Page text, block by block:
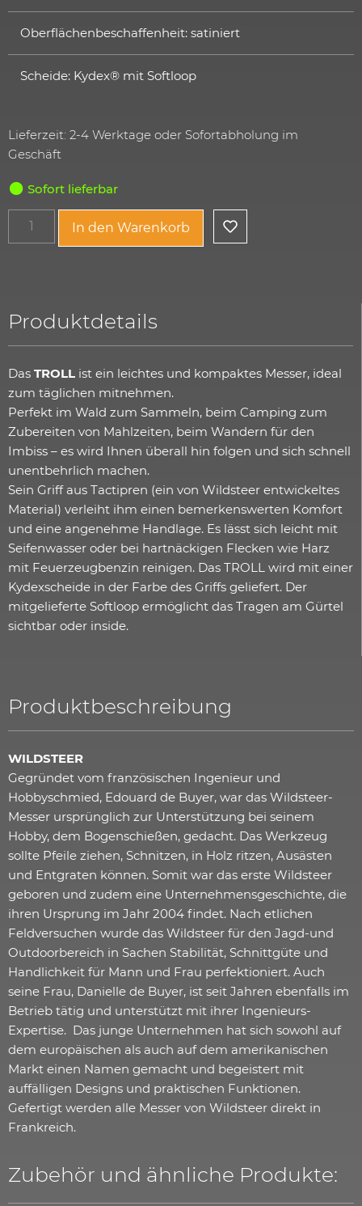
Oberflächenbeschaffenheit: satiniert
Scheide: Kydex® mit Softloop
Lieferzeit: 2-4 Werktage oder Sofortabholung im
Geschäft
Sofort lieferbar
In den Warenkorb
Produktdetails
Das TROLL ist ein leichtes und kompaktes Messer, ideal
zum täglichen mitnehmen.
Perfekt im Wald zum Sammeln, beim Camping zum
Zubereiten von Mahlzeiten, beim Wandern für den
Imbiss – es wird Ihnen überall hin folgen und sich schnell
unentbehrlich machen.
Sein Griff aus Tactipren (ein von Wildsteer entwickeltes
Material) verleiht ihm einen bemerkenswerten Komfort
und eine angenehme Handlage. Es lässt sich leicht mit
Seifenwasser oder bei hartnäckigen Flecken wie Harz
mit Feuerzeugbenzin reinigen. Das TROLL wird mit einer
Kydexscheide in der Farbe des Griffs geliefert. Der
mitgelieferte Softloop ermöglicht das Tragen am Gürtel
sichtbar oder inside.
Produktbeschreibung
WILDSTEER
Gegründet vom französischen Ingenieur und
Hobbyschmied, Edouard de Buyer, war das Wildsteer-
Messer ursprünglich zur Unterstützung bei seinem
Hobby, dem Bogenschießen, gedacht. Das Werkzeug
sollte Pfeile ziehen, Schnitzen, in Holz ritzen, Ausästen
und Entgraten können. Somit war das erste Wildsteer
geboren und zudem eine Unternehmensgeschichte, die
ihren Ursprung im Jahr 2004 findet. Nach etlichen
Feldversuchen wurde das Wildsteer für den Jagd-und
Outdoorbereich in Sachen Stabilität, Schnittgüte und
Handlichkeit für Mann und Frau perfektioniert. Auch
seine Frau, Danielle de Buyer, ist seit Jahren ebenfalls im
Betrieb tätig und unterstützt mit ihrer Ingenieurs-
Expertise. Das junge Unternehmen hat sich sowohl auf
dem europäischen als auch auf dem amerikanischen
Markt einen Namen gemacht und begeistert mit
auffälligen Designs und praktischen Funktionen.
Gefertigt werden alle Messer von Wildsteer direkt in
Frankreich.
Zubehör und ähnliche Produkte: